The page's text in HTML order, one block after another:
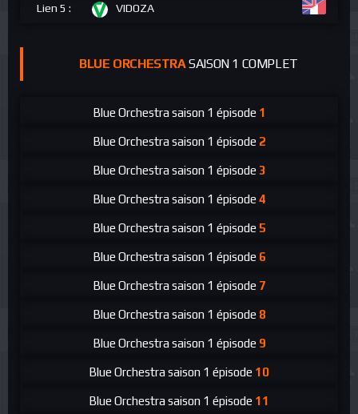
Lien 5 : VIDOZA
BLUE ORCHESTRASAISON 1 COMPLET
Blue Orchestra saison 1 épisode 1
Blue Orchestra saison 1 épisode 2
Blue Orchestra saison 1 épisode 3
Blue Orchestra saison 1 épisode 4
Blue Orchestra saison 1 épisode 5
Blue Orchestra saison 1 épisode 6
Blue Orchestra saison 1 épisode 7
Blue Orchestra saison 1 épisode 8
Blue Orchestra saison 1 épisode 9
Blue Orchestra saison 1 épisode 10
Blue Orchestra saison 1 épisode 11